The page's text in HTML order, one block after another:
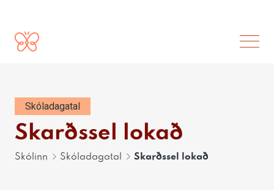
Skóladagatal
Skarðssel lokað
Skólinn Skóladagatal Skarðssel lokað